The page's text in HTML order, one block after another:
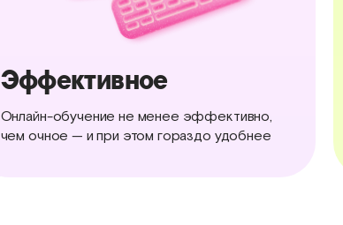
Эффективное
Онлайн-обучение не менее эффективно,
чем очное — и при этом гораздо удобнее